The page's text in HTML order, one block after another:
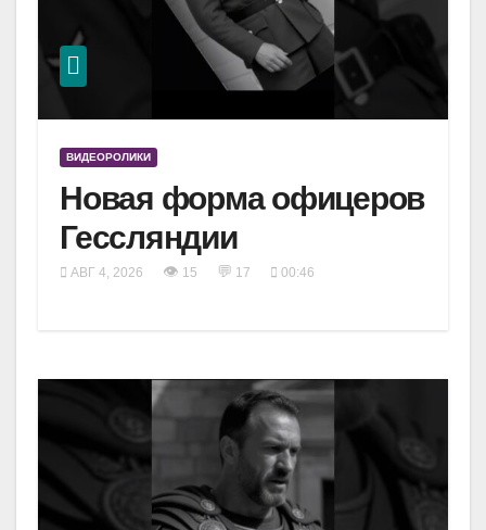
ВИДЕОРОЛИКИ
Новая форма офицеров
Гессляндии
АВГ 4, 2026 👁 15 💬 17 00:46